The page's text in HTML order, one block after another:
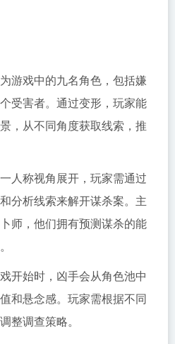
游戏中的九名角色，包括嫌
受害者。通过变形，玩家能
，从不同角度获取线索，推
人称视角展开，玩家需通过
分析线索来解开谋杀案。主
师，他们拥有预测谋杀的能
开始时，凶手会从角色池中
和悬念感。玩家需根据不同
整调查策略。